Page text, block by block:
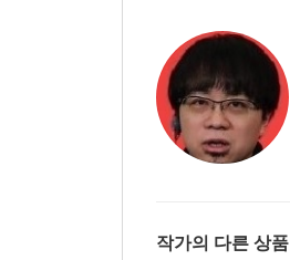
작가의 다른 상품